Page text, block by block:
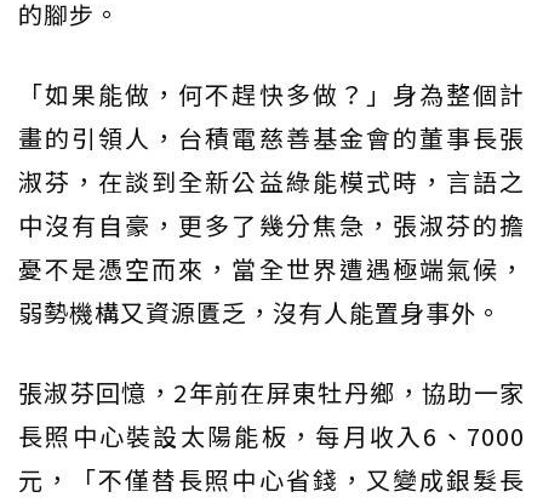
的腳步。
「如果能做，何不趕快多做？」身為整個計
畫的引領人，台積電慈善基金會的董事長張
淑芬，在談到全新公益綠能模式時，言語之
中沒有自豪，更多了幾分焦急，張淑芬的擔
憂不是憑空而來，當全世界遭遇極端氣候，
弱勢機構又資源匱乏，沒有人能置身事外。
張淑芬回憶，2年前在屏東牡丹鄉，協助一家
長照中心裝設太陽能板，每月收入6、7000
元，「不僅替長照中心省錢，又變成銀髮長